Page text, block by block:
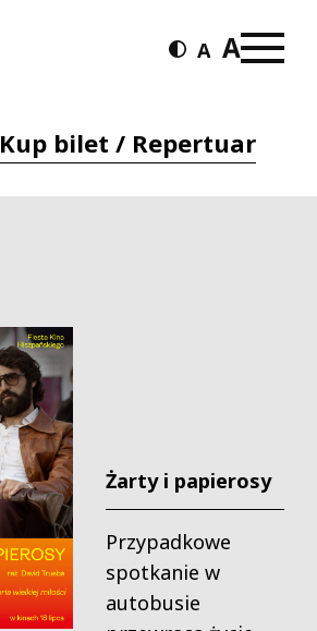
Kup bilet / Repertuar
Żarty i papierosy
Przypadkowe
spotkanie w
autobusie